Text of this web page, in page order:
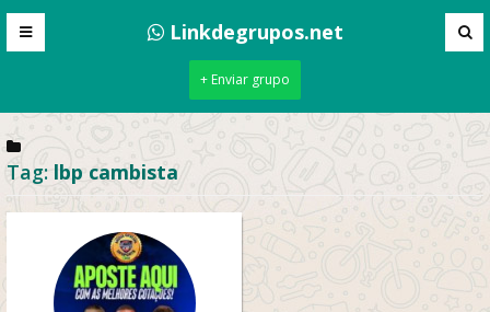
Linkdegrupos.net
+ Enviar grupo
Tag: lbp cambista